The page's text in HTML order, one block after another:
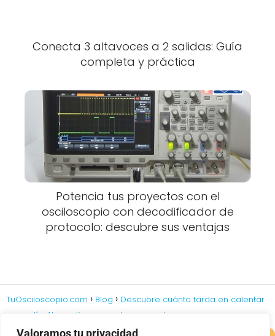
Valoramos tu privacidad
Conecta 3 altavoces a 2 salidas: Guía
completa y práctica
Potencia tus proyectos con el
osciloscopio con decodificador de
protocolo: descubre sus ventajas
TuOsciloscopio.com Blog
Descubre cuánto tarda en calentar
un cautín: Ahorra tiempo en tus proyectos